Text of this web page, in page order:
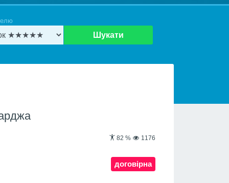
Шукати
82 % 1176
договірна